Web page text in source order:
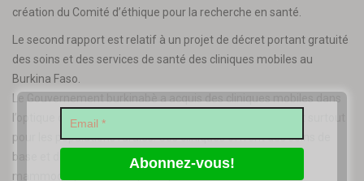
création du Comité d’éthique pour la recherche en santé.
Le second rapport est relatif à un projet de décret portant gratuité
des soins et des services de santé des cliniques mobiles au
Burkina Faso.
Le Gouvernement burkinabè a acquis des cliniques mobiles dans
l’optique d’augmenter la couverture sanitaire pour tous et surtout
pour les populations rurales. Ces cliniques offrent des soins de
base et des soins et services spécifiques comme l’écho-
mammographie et la colposcopie.